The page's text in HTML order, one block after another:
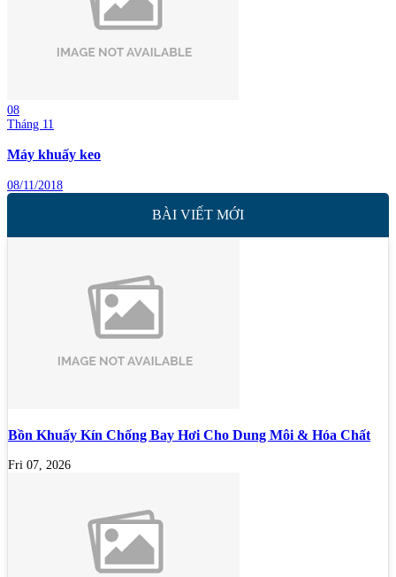
08
Tháng 11
Máy khuấy keo
08/11/2018
BÀI VIẾT MỚI
Bồn Khuấy Kín Chống Bay Hơi Cho Dung Môi & Hóa Chất
Fri 07, 2026